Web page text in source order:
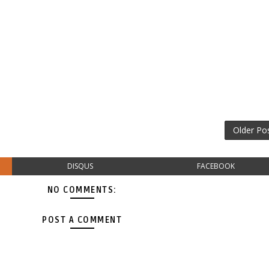
Older
DISQUS FACEBOOK
NO COMMENTS:
POST A COMMENT